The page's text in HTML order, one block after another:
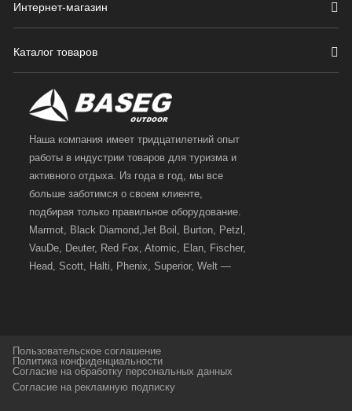
Интернет-магазин
Каталог товаров
Наша компания имеет тридцатилетний опыт
работы в индустрии товаров для туризма и
активного отдыха. Из года в год, мы все
больше заботимся о своем клиенте,
подбирая только правильное оборудование.
Marmot, Black Diamond,Jet Boil, Burton, Petzl,
VauDe, Deuter, Red Fox, Atomic, Elan, Fischer,
Head, Scott, Halti, Phenix, Superior, Welt —
и взыскательных путешественников,
спортсменов и отдыхающих.
Пользовательское соглашение
Политика конфиденциальности
Согласие на обработку персональных данных
Согласие на рекламную подписку